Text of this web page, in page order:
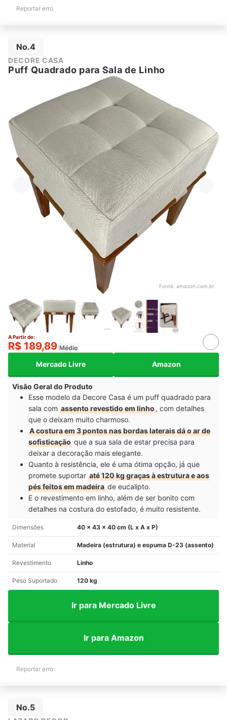
Reportar erro
No.4
DECORE CASA
Puff Quadrado para Sala de Linho
Fonte: amazon.com.br
A Partir de:
R$ 189,89 Médio
Mercado Livre Amazon
Visão Geral do Produto
Esse modelo da Decore Casa é um puff quadrado para
sala com assento revestido em linho, com detalhes
que o deixam muito charmoso.
A costura em 3 pontos nas bordas laterais dá o ar de
sofisticação que a sua sala de estar precisa para
deixar a decoração mais elegante.
Quanto à resistência, ele é uma ótima opção, já que
promete suportar até 120 kg graças à estrutura e aos
pés feitos em madeira de eucalipto.
E o revestimento em linho, além de ser bonito com
detalhes na costura do estofado, é muito resistente.
Dimensões 40 x 43 x 40 cm (L x A x P)
Material Madeira (estrutura) e espuma D-23 (assento)
Revestimento Linho
Peso Suportado 120 kg
Ir para Mercado Livre
Ir para Amazon
Reportar erro
No.5